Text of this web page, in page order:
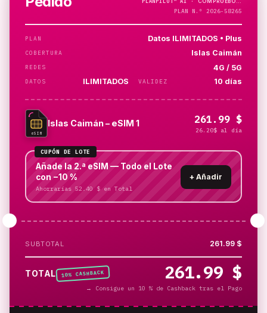
PLAN N.º 2026-58265
PLAN Datos ILIMITADOS • Plus
COBERTURA Islas Caimán
REDES 4G / 5G
DATOS ILIMITADOS VALIDEZ 10 días
eSIM
Islas Caimán – eSIM 1 261.99 $
26.20$ al día
CUPÓN DE LOTE
Añade la 2.ª eSIM — Todo el Lote
con −10 %
Ahorrarías 52.40 $ en Total
+ Añadir
SUBTOTAL 261.99 $
TOTAL 10% CASHBACK 261.99 $
→ Consigue un 10 % de Cashback tras el Pago